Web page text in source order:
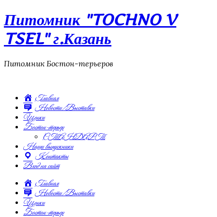
Питомник "TOCHNO V
TSEL" г.Казань
Питомник Бостон-терьеров
Главная
Новости/Выставки
Щенки
Бостон-терьер
СТАНДАРТ
Наши выпускники
Контакты
Вход на сайт
Главная
Новости/Выставки
Щенки
Бостон-терьер